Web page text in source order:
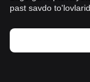
past savdo